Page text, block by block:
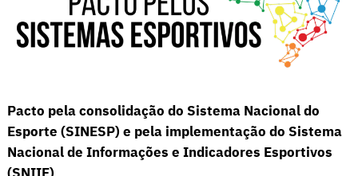
Pacto pela consolidação do Sistema Nacional do
Esporte (SINESP) e pela implementação do Sistema
Nacional de Informações e Indicadores Esportivos